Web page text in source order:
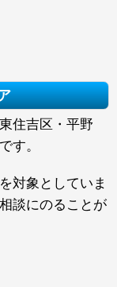
住吉区・平野
す。
対象としていま
談にのることが